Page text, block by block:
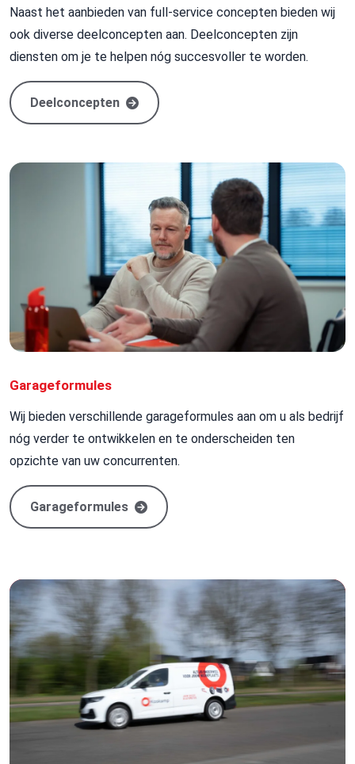
Naast het aanbieden van full-service concepten bieden wij
ook diverse deelconcepten aan. Deelconcepten zijn
diensten om je te helpen nóg succesvoller te worden.
Deelconcepten
Garageformules
Wij bieden verschillende garageformules aan om u als bedrijf
nóg verder te ontwikkelen en te onderscheiden ten
opzichte van uw concurrenten.
Garageformules